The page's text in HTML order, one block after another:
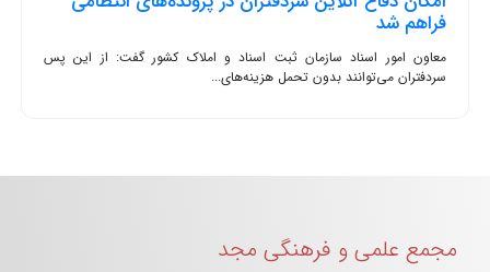
فراهم شد
معاون امور اسناد سازمان ثبت اسناد و املاک کشور گفت: از این پس
سردفتران می‌توانند بدون تحمل هزینه‌های...
مجمع علمی و فرهنگی مجد